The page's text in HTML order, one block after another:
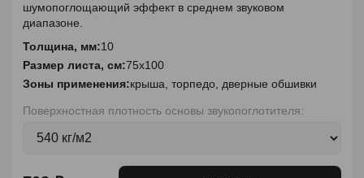
шумопоглощающий эффект в среднем звуковом
диапазоне.
Толщина, мм:10
Размер листа, см:75х100
Зоны применения:крыша, торпедо, дверные обшивки
Поверхностная плотность основы звукопоглотителя: